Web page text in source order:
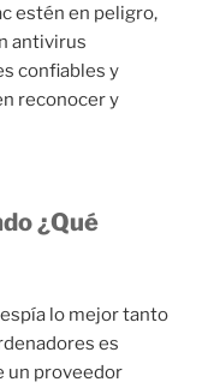
estén en peligro,
antivirus
confiables y
reconocer y
¿Qué
lo mejor tanto
es
un proveedor